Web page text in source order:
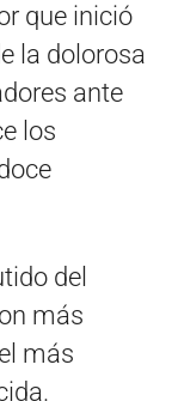
que inició
la dolorosa
ante
los
del
más
más